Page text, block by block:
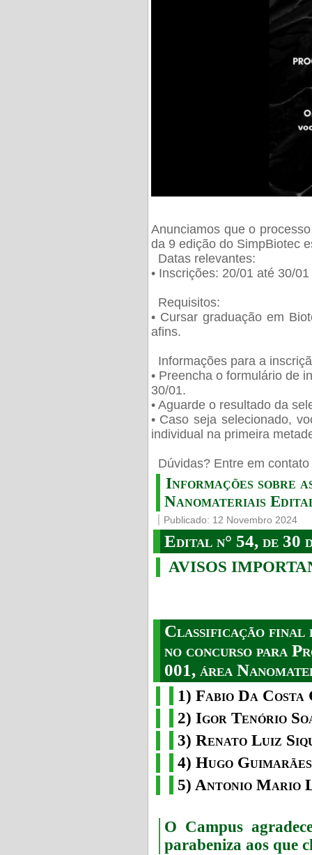
Anunciamos que o
da 9 edição do SimpBiotec
Datas relevantes:
• Inscrições: 20/01 até 30/01
Requisitos:
• Cursar graduação em
afins.
Informações para a
• Preencha o formulário de
30/01.
• Aguarde o resultado da
• Caso seja selecionado,
individual na primeira
Dúvidas? Entre em
Informações sobre
Nanomateriais
Publicado: 12 Novembro 2024
Edital n° 54, de 30
AVISOS
Classificação final
no concurso para
001, área
1) Fabio Da
2) Igor Tenório
3) Renato Luiz
4) Hugo
5) Antonio Mario
O Campus
parabeniza aos que